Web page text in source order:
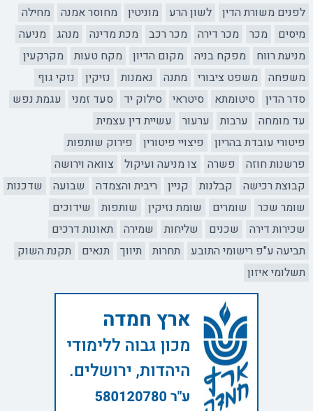
לפנים משורת הדין
לשון הרע מוניטין מחוסר אמנה
מחילה
מיסים
מכר מכר דירה מכר רכב מכת מדינה מנהג
מניעה
מניעת רווח
מפקח בניה מקום הדיון מקח טעות
מקרקעין
משפחה
משפט ציבורי מתנה נאמנות נזיקין
נזקי גוף
סדר הדין
סיטומתא סיטראי סילוק יד סעד זמני
עגמת נפש
עד מומחה
ערבות ערעור
עשיית דין עצמית
פיטורי עובדת בהריון
פיצויי פיטורין
פירוק שותפות
פרשנות חוזה
פשרה צו מניעה ועיקול
צוואה וירושה
קבוצת רכישה
קבלנות קניין ריבית והצמדה שבועה
שדכנות
שומר שכר
שומרים שומת נזיקין שותפות
שידוכים
שכירות דירה
שכנים שליחות שמירה
תאונות דרכים
תביעה ע"פ רישומי התובע
תחרות תיווך תנאים
תקנת השוק
תשלומי איזון